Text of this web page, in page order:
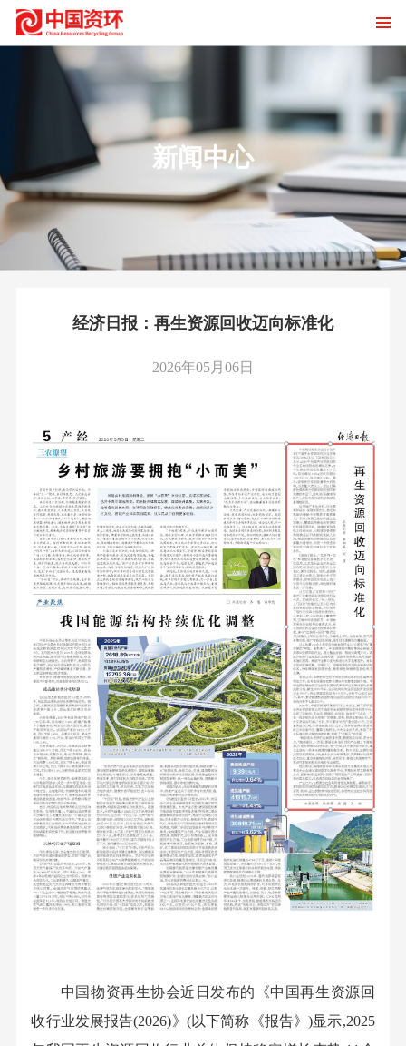
新闻中心
经济日报：再生资源回收迈向标准化
2026年05月06日
中国物资再生协会近日发布的《中国再生资源回
收行业发展报告(2026)》(以下简称《报告》)显示,2025